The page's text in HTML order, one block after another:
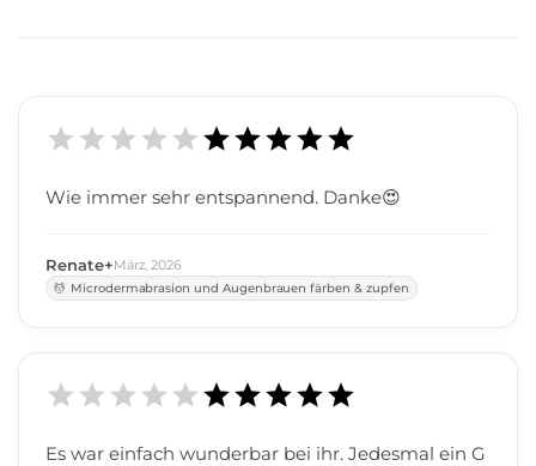
Wie immer sehr entspannend. Danke😍
Renate+März ,2026
Microdermabrasion und Augenbrauen färben & zupfen
Es war einfach wunderbar bei ihr. Jedesmal ein G